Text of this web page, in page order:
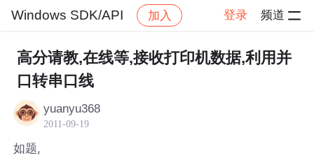
Windows SDK/API 加入 登录 频道
社区 Windows SDK/API 帖子详情
高分请教,在线等,接收打印机数据,利用并
口转串口线
yuanyu368
2011-09-19
如题,